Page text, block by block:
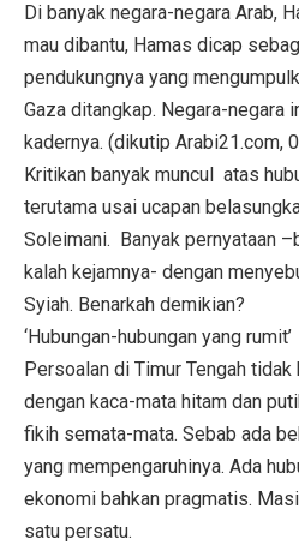
Di banyak negara-negara Arab,
mau dibantu, Hamas dicap
pendukungnya yang
Gaza ditangkap. Negara-negara
kadernya. (dikutip Arabi21.com,
Kritikan banyak muncul atas
terutama usai ucapan
Soleimani. Banyak pernyataan
kalah kejamnya- dengan
Syiah. Benarkah demikian?
‘Hubungan-hubungan yang rumit’
Persoalan di Timur Tengah
dengan kaca-mata hitam dan
fikih semata-mata. Sebab ada
yang mempengaruhinya. Ada
ekonomi bahkan pragmatis.
satu persatu.